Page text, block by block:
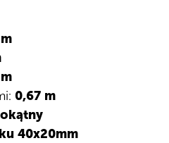
0,67 m
40x20mm